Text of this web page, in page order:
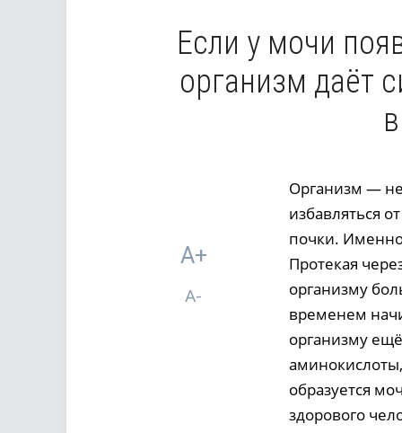
Если у мочи
организм даёт
A+
A-
Организм —
избавляться
почки. Именно
Протекая
организму
временем
организму
образуется
здорового